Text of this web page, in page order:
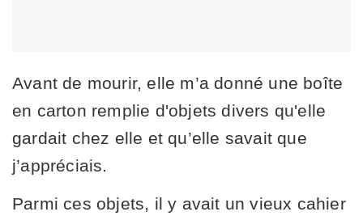
Avant de mourir, elle m’a donné une boîte
en carton remplie d'objets divers qu'elle
gardait chez elle et qu’elle savait que
j’appréciais.
Parmi ces objets, il y avait un vieux cahier